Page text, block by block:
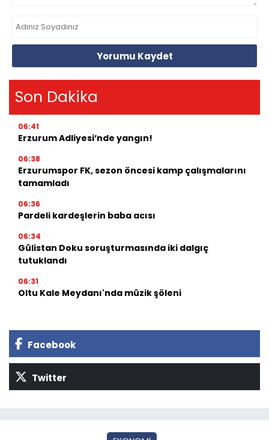
Yorumu Kaydet
Son Dakika
06:41
Erzurum Adliyesi’nde yangın!
06:38
Erzurumspor FK, sezon öncesi kamp çalışmalarını
tamamladı
06:36
Pardeli kardeşlerin baba acısı
06:34
Gülistan Doku soruşturmasında iki dalgıç
tutuklandı
06:31
Oltu Kale Meydanı'nda müzik şöleni
Facebook
Twitter